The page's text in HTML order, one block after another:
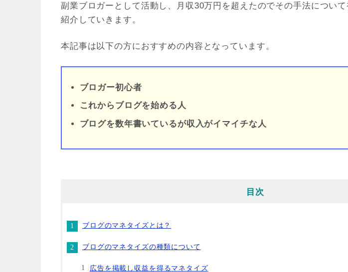
副業ブロガーとして活動し、月収30万円を超えたのでその手法について
紹介していきます。
本記事は以下の方におすすめの内容となっています。
ブロガー初心者
これからブログを始める人
ブログを数年書いているが収入がイマイチな人
目次
ブログのマネタイズとは？
ブログのマネタイズの種類について
広告を掲載し収益を得るマネタイズ